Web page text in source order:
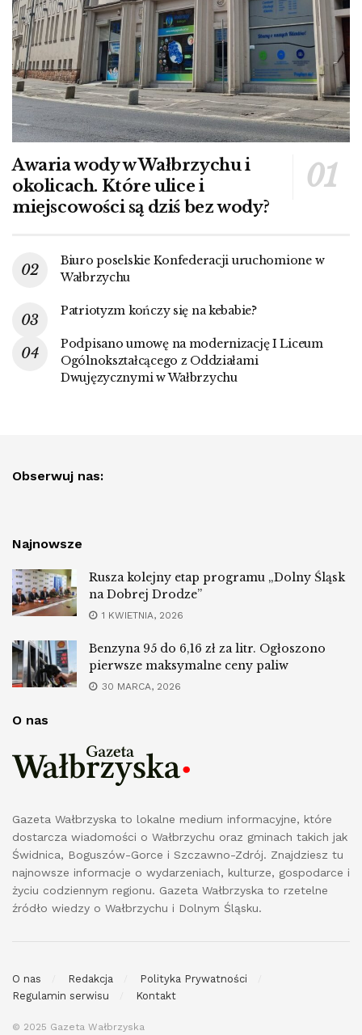
Awaria wody w Wałbrzychu i
okolicach. Które ulice i
miejscowości są dziś bez wody?
Biuro poselskie Konfederacji uruchomione w
Wałbrzychu
Patriotyzm kończy się na kebabie?
Podpisano umowę na modernizację I Liceum
Ogólnokształcącego z Oddziałami
Dwujęzycznymi w Wałbrzychu
Obserwuj nas:
Najnowsze
Rusza kolejny etap programu „Dolny Śląsk
na Dobrej Drodze”
1 KWIETNIA, 2026
Benzyna 95 do 6,16 zł za litr. Ogłoszono
pierwsze maksymalne ceny paliw
30 MARCA, 2026
O nas
Gazeta Wałbrzyska to lokalne medium informacyjne, które
dostarcza wiadomości o Wałbrzychu oraz gminach takich jak
Świdnica, Boguszów-Gorce i Szczawno-Zdrój. Znajdziesz tu
najnowsze informacje o wydarzeniach, kulturze, gospodarce i
życiu codziennym regionu. Gazeta Wałbrzyska to rzetelne
źródło wiedzy o Wałbrzychu i Dolnym Śląsku.
O nas Redakcja
Polityka Prywatności
Regulamin serwisu
Kontakt
© 2025 Gazeta Wałbrzyska